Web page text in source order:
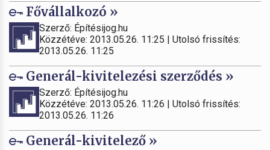
Fővállalkozó »
Szerző: Építésijog.hu
Közzétéve: 2013.05.26. 11:25 | Utolsó frissítés:
2013.05.26. 11:25
Generál-kivitelezési szerződés »
Szerző: Építésijog.hu
Közzétéve: 2013.05.26. 11:26 | Utolsó frissítés:
2013.05.26. 11:26
Generál-kivitelező »